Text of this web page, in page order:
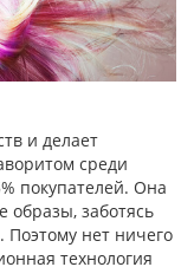
и делает
среди
покупателей. Она
образы, заботясь
Поэтому нет ничего
технология